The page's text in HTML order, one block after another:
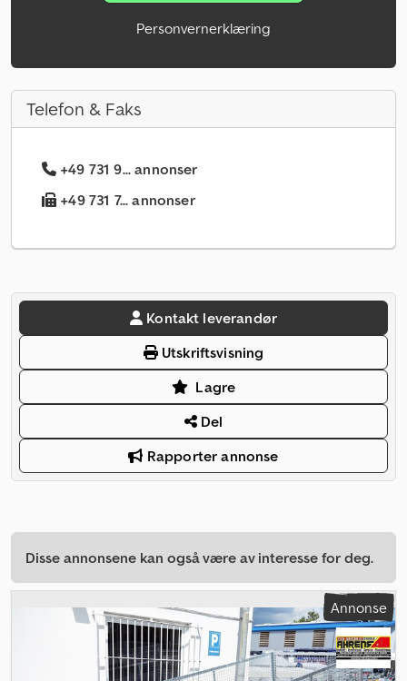
Personvernerklæring
Telefon & Faks
+49 731 9... annonser
+49 731 7... annonser
Kontakt leverandør
Utskriftsvisning
Lagre
Del
Rapporter annonse
Disse annonsene kan også være av interesse for deg.
Annonse